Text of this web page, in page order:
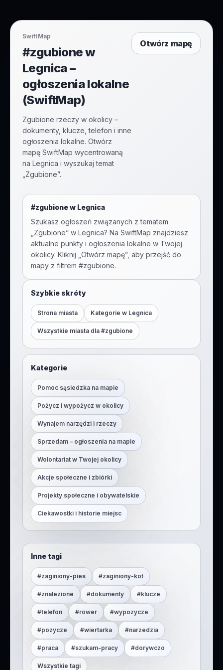
SwiftMap
#zgubione w
Legnica –
ogłoszenia lokalne
(SwiftMap)
Zgubione rzeczy w okolicy –
dokumenty, klucze, telefon i inne
ogłoszenia lokalne. Otwórz
mapę SwiftMap wycentrowaną
na Legnica i wyszukaj temat
„Zgubione”.
Otwórz mapę
#zgubionew Legnica
Szukasz ogłoszeń związanych z tematem
Zgubione” w Legnica? Na SwiftMap znajdziesz
aktualne punkty i ogłoszenia lokalne w Twojej
okolicy. Kliknij „Otwórz mapę”, aby przejść do
mapy z filtrem #zgubione.
Szybkie skróty
Strona miasta Kategorie w Legnica
Wszystkie miasta dla #zgubione
Kategorie
Pomoc sąsiedzka na mapie
Pożycz i wypożycz w okolicy
Wynajem narzędzi i rzeczy
Sprzedam – ogłoszenia na mapie
Wolontariat w Twojej okolicy
Akcje społeczne i zbiórki
Projekty społeczne i obywatelskie
Ciekawostki i historie miejsc
Inne tagi
#zaginiony-pies #zaginiony-kot
#znalezione #dokumenty #klucze
#telefon #rower #wypozycze
#pozycze #wiertarka #narzedzia
#praca #szukam-pracy #dorywczo
Wszystkie tagi